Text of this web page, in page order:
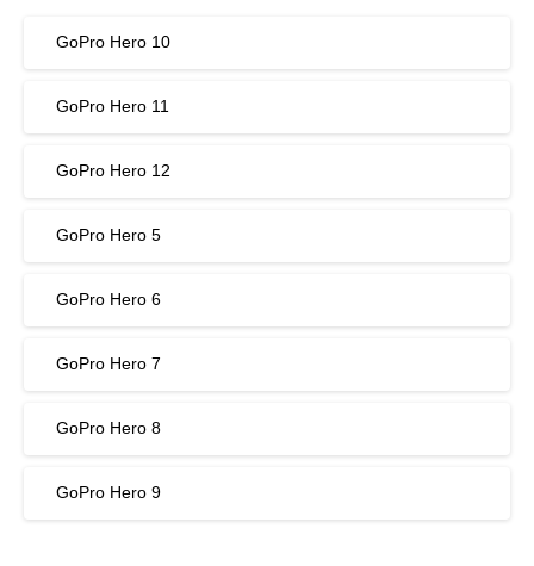
GoPro Hero 10
GoPro Hero 11
GoPro Hero 12
GoPro Hero 5
GoPro Hero 6
GoPro Hero 7
GoPro Hero 8
GoPro Hero 9